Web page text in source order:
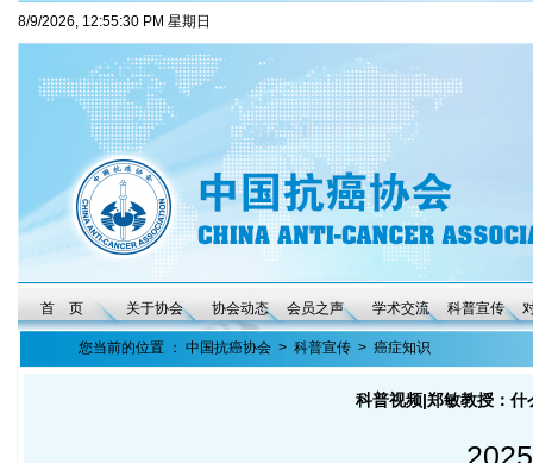
8/9/2026, 12:55:31 PM 星期日
首 页 关于协会 协会动态 会员之声 学术交流 科普宣传
您当前的位置 ： 中国抗癌协会 > 科普宣传 > 癌症知识
科普视频|郑敏教授：